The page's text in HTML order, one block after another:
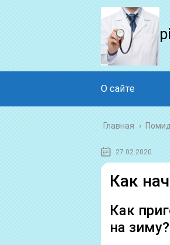
О сайте
Главная ›
27.02.2020
Как
Как
на зиму?